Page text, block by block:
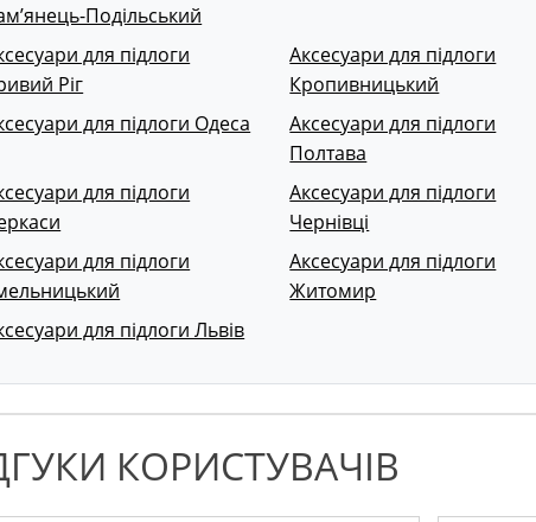
Подільський
для підлоги
Ріг
Аксесуари для підлоги
Кропивницький
для підлоги Одеса
Аксесуари для підлоги
Полтава
для підлоги
Аксесуари для підлоги
Чернівці
для підлоги
Аксесуари для підлоги
Житомир
для підлоги Львів
КОРИСТУВАЧІВ